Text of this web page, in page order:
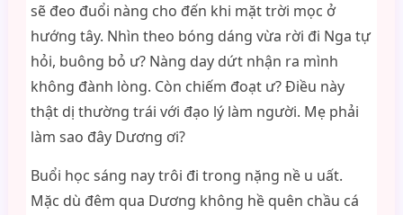
sẽ đeo đuổi nàng cho đến khi mặt trời mọc ở
hướng tây. Nhìn theo bóng dáng vừa rời đi Nga tự
hỏi, buông bỏ ư? Nàng day dứt nhận ra mình
không đành lòng. Còn chiếm đoạt ư? Điều này
thật dị thường trái với đạo lý làm người. Mẹ phải
làm sao đây Dương ơi?
Buổi học sáng nay trôi đi trong nặng nề u uất.
Mặc dù đêm qua Dương không hề quên chầu cá